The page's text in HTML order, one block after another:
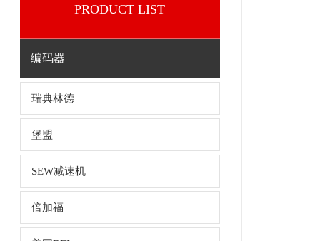
PRODUCT LIST
编码器
瑞典林德
堡盟
SEW减速机
倍加福